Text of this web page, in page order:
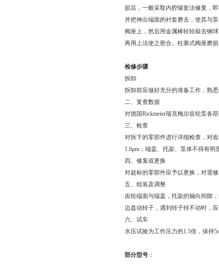
损后，一般采取内腔镶套法修复，
并把伸出端面的衬套磨去，使其与
阀座上，然后用金属棒轻轻敲击钢
再用上法使之密合。柱塞式阀座磨
检修步骤
拆卸
拆卸前应做好充分的准备工作，熟
二、复查数据
对德国Rickmeier瑞克梅尔齿轮泵
三、检查
对拆下的零部件进行详细检查，对
1.6μm；端盖、托架、泵体不得有明
四、修复或更换
对超标的零部件应予以更换，对需
五、组装及调整
齿轮端面与端盖，托架的轴向间隙
边盘动转子，遇到转子转不动时，
六、试车
水压试验为工作压力的1.5倍，保持
部分型号 ：